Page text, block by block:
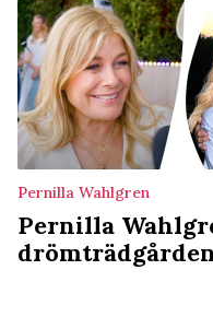
Pernilla Wahlgren
Pernilla